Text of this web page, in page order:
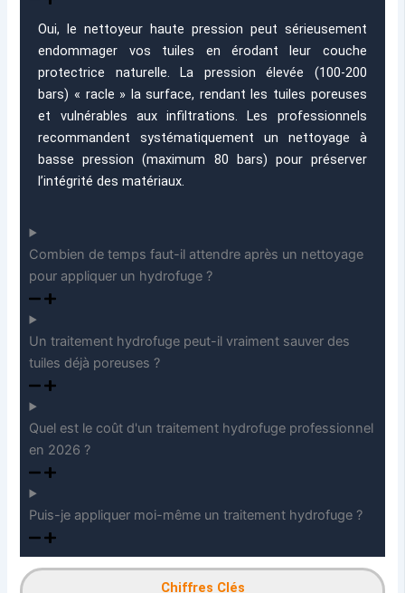
Oui, le nettoyeur haute pression peut sérieusement
endommager vos tuiles en érodant leur couche
protectrice naturelle. La pression élevée (100-200
bars) « racle » la surface, rendant les tuiles poreuses
et vulnérables aux infiltrations. Les professionnels
recommandent systématiquement un nettoyage à
basse pression (maximum 80 bars) pour préserver
l’intégrité des matériaux.
Combien de temps faut-il attendre après un nettoyage
pour appliquer un hydrofuge ?
Un traitement hydrofuge peut-il vraiment sauver des
tuiles déjà poreuses ?
Quel est le coût d'un traitement hydrofuge professionnel
en 2026 ?
Puis-je appliquer moi-même un traitement hydrofuge ?
Chiffres Clés